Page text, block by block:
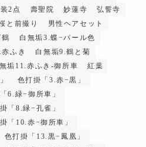
2点 壽聖院 妙蓮寺
弘誓寺
と前撮り
男性ヘアセット
白無垢3.蝶−パール色
ふき
白無垢9.鶴と菊
垢11.赤ふき-御所車
紅葉
色打掛「3.赤−黒」
6.緑−御所車」
「8.緑−孔雀」
「10.赤−御所車」
色打掛「13.黒−鳳凰」